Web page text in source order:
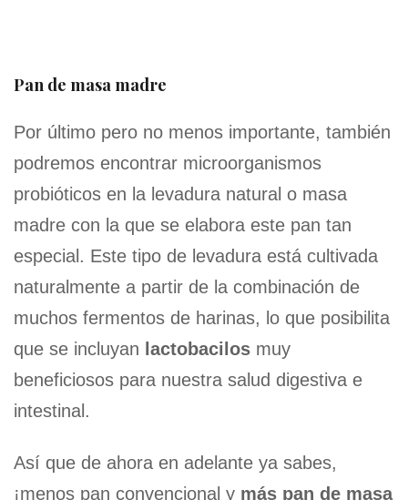
Pan de masa madre
Por último pero no menos importante, también
podremos encontrar microorganismos
probióticos en la levadura natural o masa
madre con la que se elabora este pan tan
especial. Este tipo de levadura está cultivada
naturalmente a partir de la combinación de
muchos fermentos de harinas, lo que posibilita
que se incluyan lactobacilos muy
beneficiosos para nuestra salud digestiva e
intestinal.
Así que de ahora en adelante ya sabes,
¡menos pan convencional y más pan de masa